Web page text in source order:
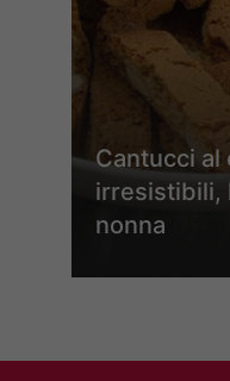
Cantucci al
irresistibili,
nonna